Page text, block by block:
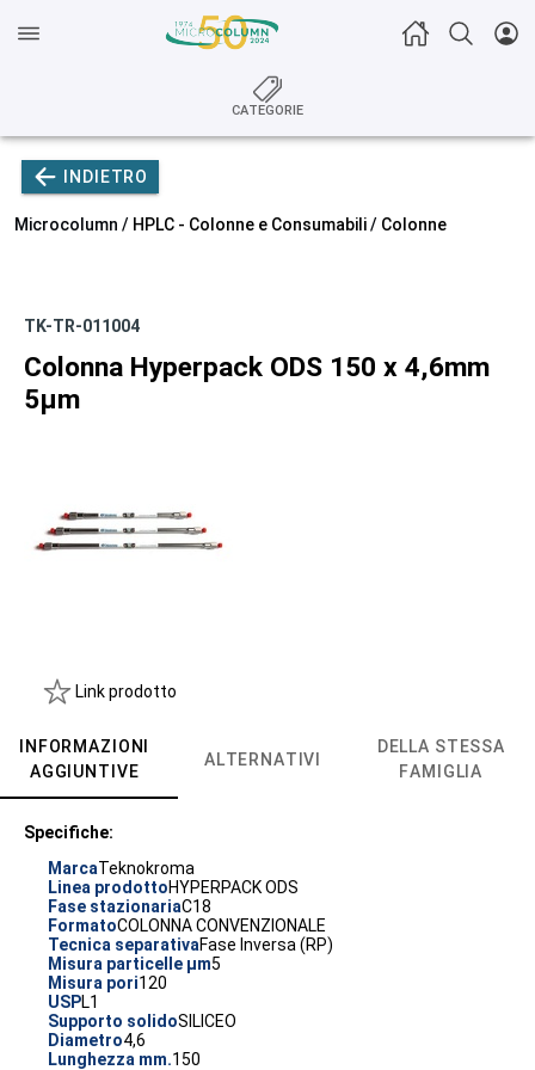
CATEGORIE
INDIETRO
Microcolumn / HPLC - Colonne e Consumabili/ Colonne
TK-TR-011004
Colonna Hyperpack ODS 150 x 4,6mm
5µm
Link prodotto
INFORMAZIONI
AGGIUNTIVE
ALTERNATIVI
DELLA STESSA
FAMIGLIA
Specifiche:
MarcaTeknokroma
Linea prodottoHYPERPACK ODS
Fase stazionariaC18
FormatoCOLONNA CONVENZIONALE
Tecnica separativaFase Inversa (RP)
Misura particelle µm5
Misura pori120
USPL1
Supporto solidoSILICEO
Diametro4,6
Lunghezza mm.150